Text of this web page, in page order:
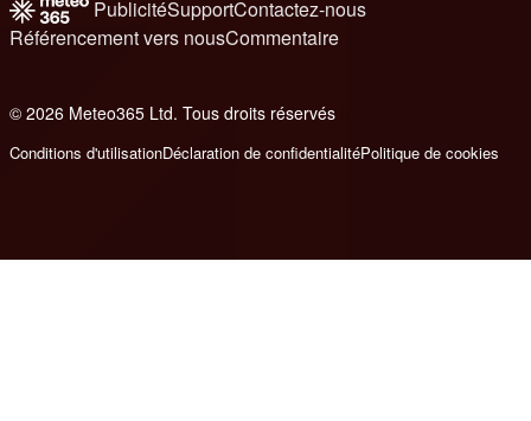
PublicitéSupportContactez-nous
Référencement vers nousCommentaire
© 2026 Meteo365 Ltd. Tous droits réservés
Conditions d'utilisationDéclaration de confidentialitéPolitique de cookies